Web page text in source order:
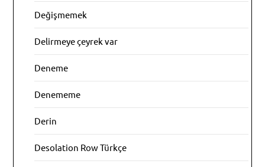
Değişmemek
Delirmeye çeyrek var
Deneme
Denememe
Derin
Desolation Row Türkçe